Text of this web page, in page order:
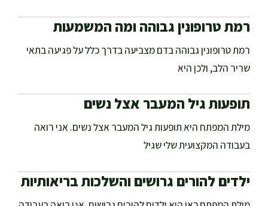
רמת טרופונין גבוהה ומה המשמעות
רמת טרופונין גבוהה בדם מצביעה בדרך כלל על פגיעה בתאי
שריר הלב, ולכן היא
תופעות גיל המעבר אצל נשים
מילת המפתח היא תופעות גיל המעבר אצל נשים. אני רואה
בעבודה המקצועית שלי שגיל
ילדים להורים גרושים והשלכות בריאותיות